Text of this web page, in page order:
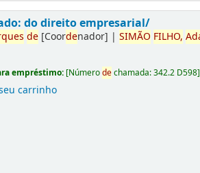
do direito empresarial/
de [Coordenador] |SIMÃO FILHO,
empréstimo: [Númerodechamada:342.2 D598
carrinho